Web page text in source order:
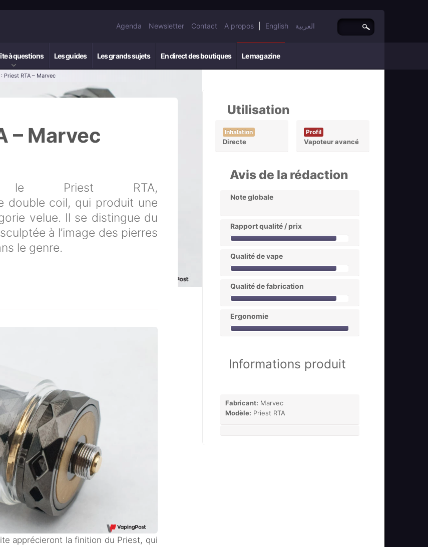
Agenda Newsletter Contact A propos English العربية
à questions Les guides Les grands sujets En direct des boutiques Le magazine
: Priest RTA – Marvec
– Marvec
le Priest RTA,
double coil, qui produit une
velue. Il se distingue du
à l’image des pierres
le genre.
apprécieront la finition du Priest, qui
Utilisation
Inhalation
Directe
Profil
Vapoteur avancé
Avis de la rédaction
Note globale
Rapport qualité / prix
Qualité de vape
Qualité de fabrication
Ergonomie
Informations produit
Fabricant: Marvec
Modèle: Priest RTA